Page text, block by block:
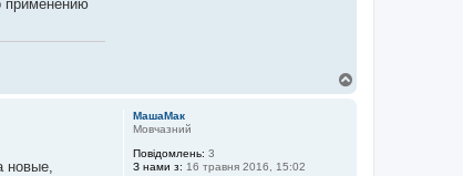
применению
МашаМак
Мовчазний
Повідомлень: 3
З нами з: 16 травня 2016, 15:02
новые,